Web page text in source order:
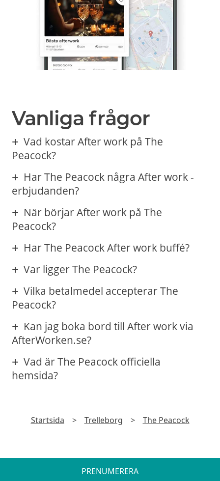
Vanliga frågor
Vad kostar After work på The
Peacock?
Har The Peacock några After work -
erbjudanden?
När börjar After work på The
Peacock?
Har The Peacock After work buffé?
Var ligger The Peacock?
Vilka betalmedel accepterar The
Peacock?
Kan jag boka bord till After work via
AfterWorken.se?
Vad är The Peacock officiella
hemsida?
Startsida > Trelleborg > The Peacock
PRENUMERERA